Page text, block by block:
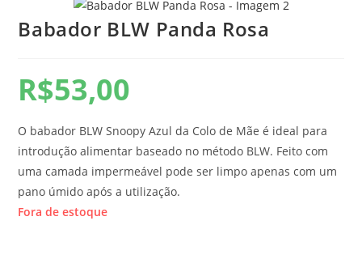
Babador BLW Panda Rosa
R$53,00
O babador BLW Snoopy Azul da Colo de Mãe é ideal para
introdução alimentar baseado no método BLW. Feito com
uma camada impermeável pode ser limpo apenas com um
pano úmido após a utilização.
Fora de estoque